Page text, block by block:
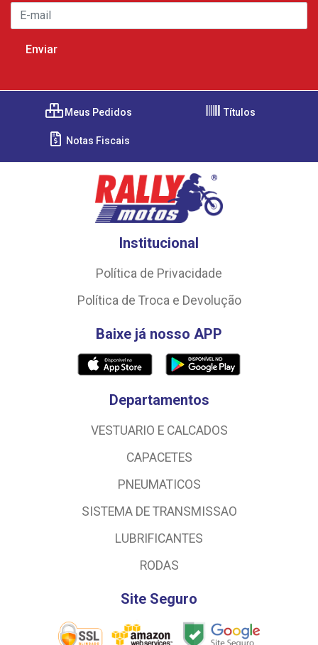
Meus Pedidos Títulos
Notas Fiscais
Institucional
Política de Privacidade
Política de Troca e Devolução
Baixe já nosso APP
Departamentos
VESTUARIO E CALCADOS
CAPACETES
PNEUMATICOS
SISTEMA DE TRANSMISSAO
LUBRIFICANTES
RODAS
Site Seguro